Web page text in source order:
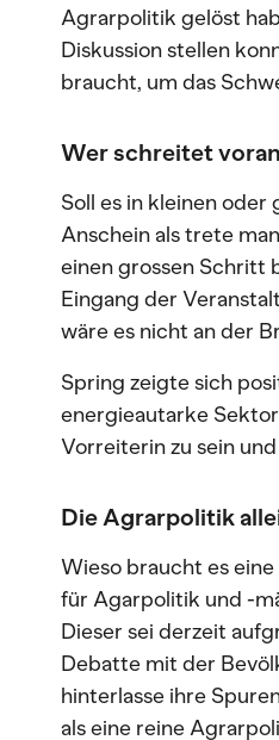
Agrarpolitik gelöst
Diskussion stellen
braucht, um das
Wer schreitet
Soll es in kleinen
Anschein als trete
einen grossen Schritt
Eingang der
wäre es nicht an der
Spring zeigte sich
energieautarke
Vorreiterin zu sein
Die Agrarpolitik
Wieso braucht es
für Agarpolitik und -
Dieser sei derzeit
Debatte mit der
hinterlasse ihre
als eine reine